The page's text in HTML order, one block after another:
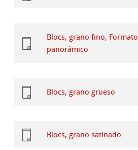
Blocs, grano fino, Formato
panorámico
Blocs, grano grueso
Blocs, grano satinado